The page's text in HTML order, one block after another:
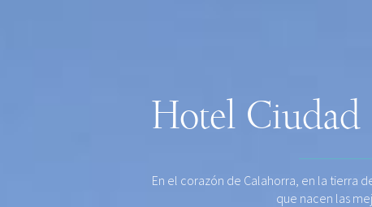
Hotel Ciudad
En el corazón de Calahorra, en la tierra
que nacen las